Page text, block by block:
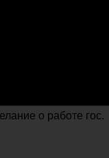
о работе гос.